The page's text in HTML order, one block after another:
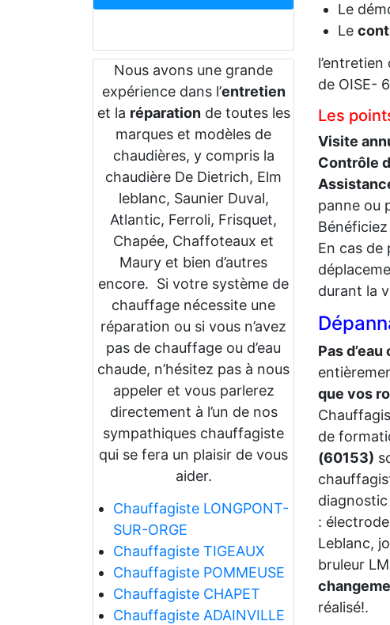
Nous avons une grande
expérience dans l’entretien
et la réparationde toutes les
marques et modèles de
chaudières, y compris la
chaudière De Dietrich, Elm
leblanc, Saunier Duval,
Atlantic, Ferroli, Frisquet,
Chapée, Chaffoteaux et
Maury et bien d’autres
encore. Si votre système de
chauffage nécessite une
réparation ou si vous n’avez
pas de chauffage ou d’eau
chaude, n’hésitez pas à nous
appeler et vous parlerez
directement à l’un de nos
sympathiques chauffagiste
qui se fera un plaisir de vous
aider.
Chauffagiste LONGPONT-
SUR-ORGE
Chauffagiste TIGEAUX
Chauffagiste POMMEUSE
Chauffagiste CHAPET
Chauffagiste ADAINVILLE
Le
Le
de OISE-
Les
Visite
Contrôle
panne ou
En cas de
durant la
Pas
que vos
de
(60153)
:
Leblanc,
bruleur
réalisé!.